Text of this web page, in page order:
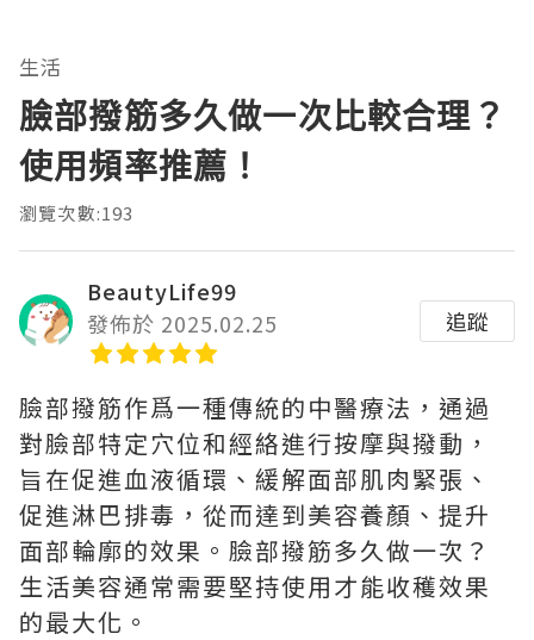
生活
臉部撥筋多久做一次比較合理？
使用頻率推薦！
瀏覽次數:193
BeautyLife99
發佈於 2025.02.25
追蹤
臉部撥筋作爲一種傳統的中醫療法，通過
對臉部特定穴位和經絡進行按摩與撥動，
旨在促進血液循環、緩解面部肌肉緊張、
促進淋巴排毒，從而達到美容養顏、提升
面部輪廓的效果。臉部撥筋多久做一次？
生活美容通常需要堅持使用才能收穫效果
的最大化。